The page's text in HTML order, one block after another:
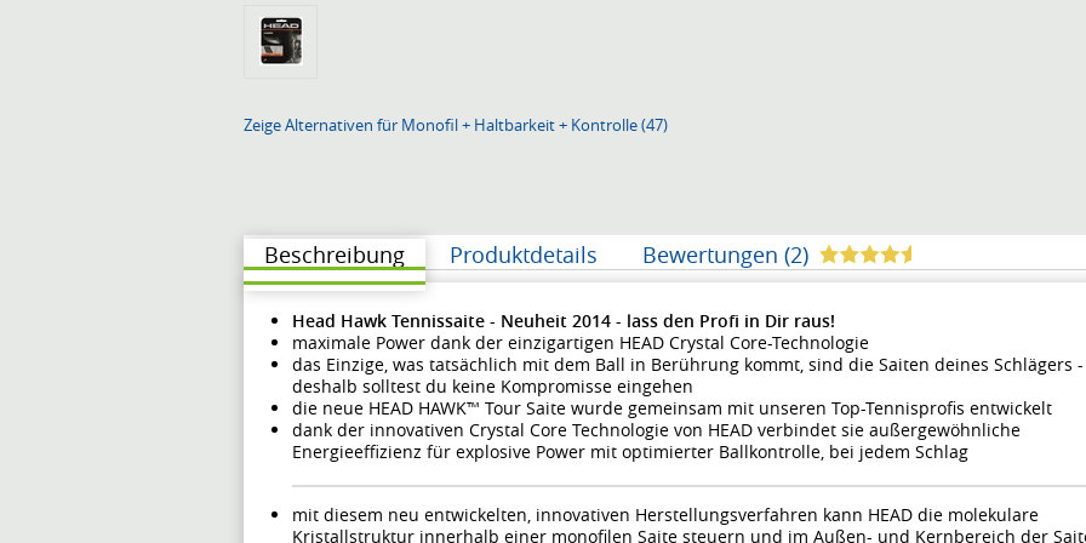
Zeige Alternativen für Monofil + Haltbarkeit + Kontrolle (47)
Beschreibung Produktdetails Bewertungen (2)
Head Hawk Tennissaite - Neuheit 2014 - lass den Profi in Dir raus!
maximale Power dank der einzigartigen HEAD Crystal Core-Technologie
das Einzige, was tatsächlich mit dem Ball in Berührung kommt, sind die Saiten deines Schlägers -
deshalb solltest du keine Kompromisse eingehen
die neue HEAD HAWK™ Tour Saite wurde gemeinsam mit unseren Top-Tennisprofis entwickelt
dank der innovativen Crystal Core Technologie von HEAD verbindet sie außergewöhnliche
Energieeffizienz für explosive Power mit optimierter Ballkontrolle, bei jedem Schlag
mit diesem neu entwickelten, innovativen Herstellungsverfahren kann HEAD die molekulare
Kristallstruktur innerhalb einer monofilen Saite steuern und im Außen- und Kernbereich der